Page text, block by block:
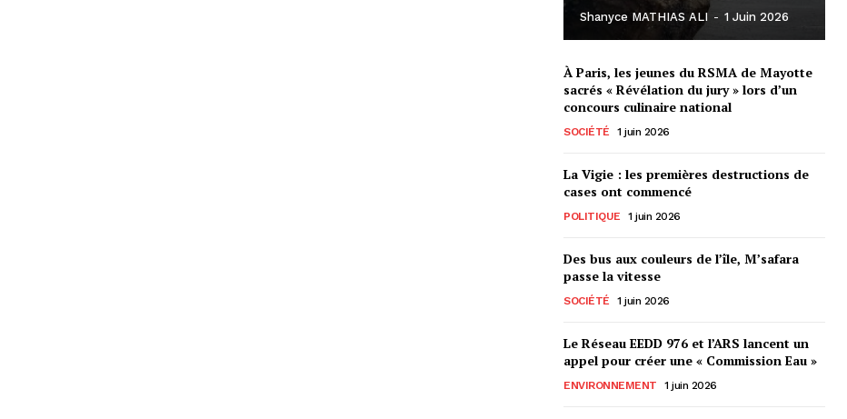
Shanyce MATHIAS ALI - 1 Juin 2026
À Paris, les jeunes du RSMA de Mayotte
sacrés « Révélation du jury » lors d’un
concours culinaire national
SOCIÉTÉ 1 juin 2026
La Vigie : les premières destructions de
cases ont commencé
POLITIQUE 1 juin 2026
Des bus aux couleurs de l’île, M’safara
passe la vitesse
SOCIÉTÉ 1 juin 2026
Le Réseau EEDD 976 et l’ARS lancent un
appel pour créer une « Commission Eau »
ENVIRONNEMENT 1 juin 2026